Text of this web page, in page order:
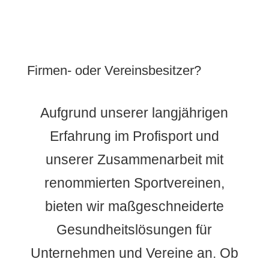
Firmen- oder Vereinsbesitzer?
Aufgrund unserer langjährigen
Erfahrung im Profisport und
unserer Zusammenarbeit mit
renommierten Sportvereinen,
bieten wir maßgeschneiderte
Gesundheitslösungen für
Unternehmen und Vereine an. Ob